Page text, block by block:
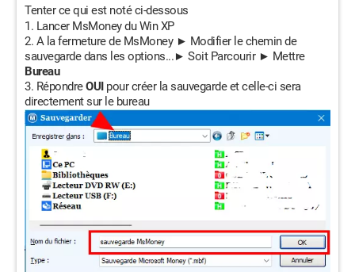
Tenter ce qui est noté ci-dessous
Lancer MsMoney du Win XP
A la fermeture de MsMoney ► Modifier le chemin de
sauvegarde dans les options...► Soit Parcourir ► Mettre
Bureau
RépondreOUIpour créer la sauvegarde et celle-ci sera
directement sur le bureau